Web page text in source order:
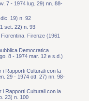
7 - 1974 lug. 29) nn. 88-
19) n. 92
set. 22) n. 93
Firenze (1961
Democratica
8 - 1974 mar. 12 e s.d.)
i Rapporti Culturali con la
29 - 1974 ott. 27) nn. 98-
i Rapporti Culturali con la
23) n. 100